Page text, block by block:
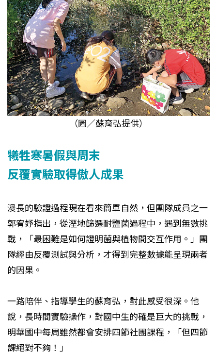
（圖／蘇育弘提供）
犧牲寒暑假與周末
反覆實驗取得傲人成果
漫長的驗證過程現在看來簡單自然，但團隊成員之一
郭宥妤指出，從溼地篩選耐鹽菌過程中，遇到無數挑
戰，「最困難是如何證明菌與植物間交互作用。」團
隊經由反覆測試與分析，才得到完整數據能呈現兩者
的因果。
一路陪伴、指導學生的蘇育弘，對此感受很深。他
說，長時間實驗操作，對國中生的確是巨大的挑戰，
明華國中每周雖然都會安排四節社團課程，「但四節
課絕對不夠！」